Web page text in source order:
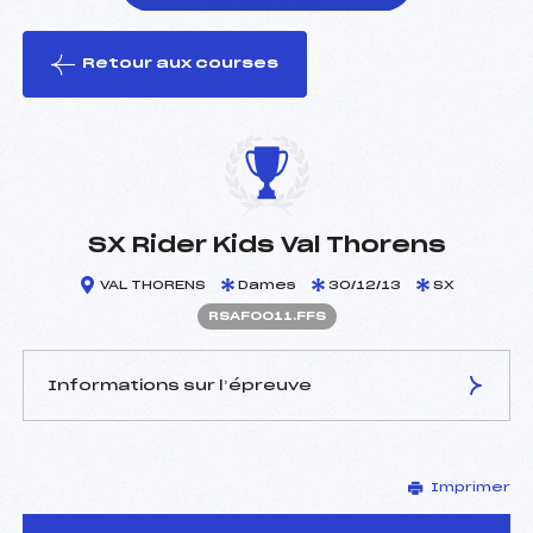
le ski
Retour aux courses
SX Rider Kids Val Thorens
VAL THORENS Dames 30/12/13 SX
RSAF0011.FFS
Informations sur l’épreuve
–
Arbitre :
–
Imprimer